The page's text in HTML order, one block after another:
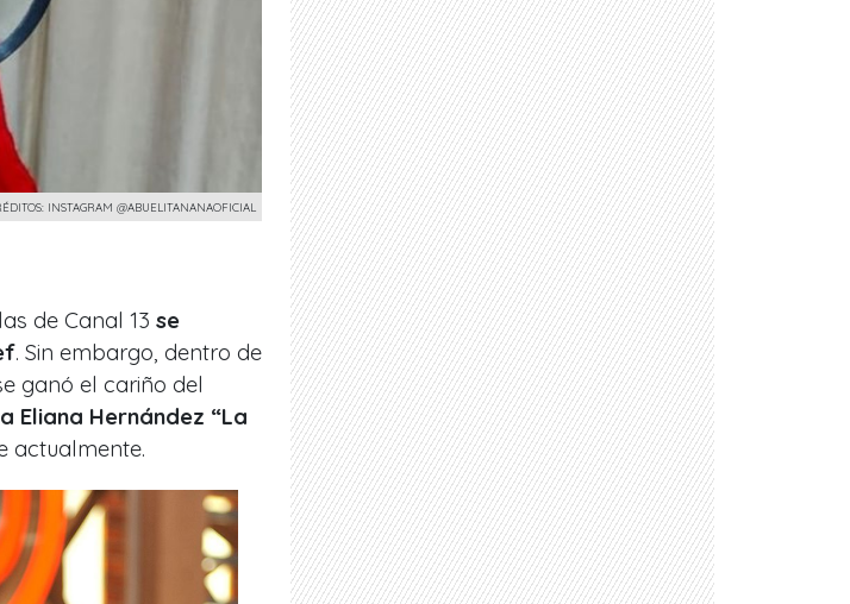
INSTAGRAM @ABUELITANANAOFICIAL
de Canal 13 se
. Sin embargo, dentro de
ganó el cariño del
Eliana Hernández “La
actualmente.